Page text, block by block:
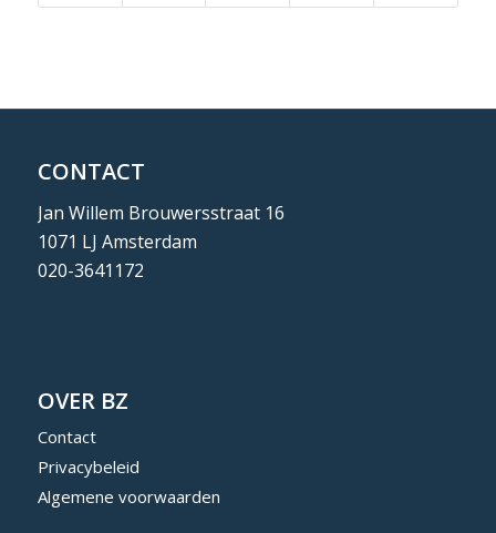
CONTACT
Jan Willem Brouwersstraat 16
1071 LJ Amsterdam
020-3641172
OVER BZ
Contact
Privacybeleid
Algemene voorwaarden